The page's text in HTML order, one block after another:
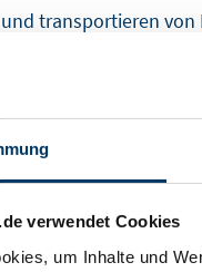
verwendet Cookies
um Inhalte und
transportieren von
die Möglichkeit
Wichtig ist, dass
Maßnahme
zu